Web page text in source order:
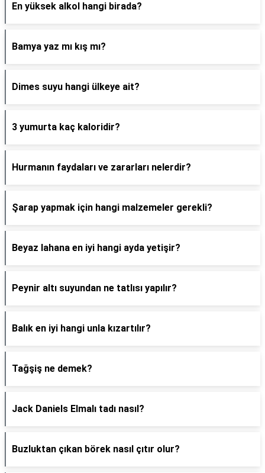
En yüksek alkol hangi birada?
Bamya yaz mı kış mı?
Dimes suyu hangi ülkeye ait?
3 yumurta kaç kaloridir?
Hurmanın faydaları ve zararları nelerdir?
Şarap yapmak için hangi malzemeler gerekli?
Beyaz lahana en iyi hangi ayda yetişir?
Peynir altı suyundan ne tatlısı yapılır?
Balık en iyi hangi unla kızartılır?
Tağşiş ne demek?
Jack Daniels Elmalı tadı nasıl?
Buzluktan çıkan börek nasıl çıtır olur?